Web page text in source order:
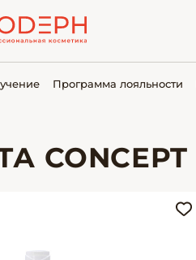
Программа лояльности